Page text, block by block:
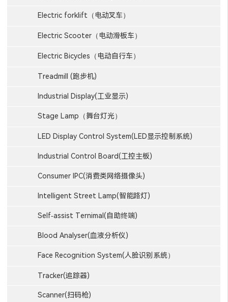
Electric forklift（电动叉车）
Electric Scooter（电动滑板车）
Electric Bicycles（电动自行车）
Treadmill (跑步机)
Industrial Display(工业显示)
Stage Lamp（舞台灯光）
LED Display Control System(LED显示控制系统)
Industrial Control Board(工控主板)
Consumer IPC(消费类网络摄像头)
Intelligent Street Lamp(智能路灯)
Self-assist Ternimal(自助终端)
Blood Analyser(血液分析仪)
Face Recognition System(人脸识别系统）
Tracker(追踪器)
Scanner(扫码枪)